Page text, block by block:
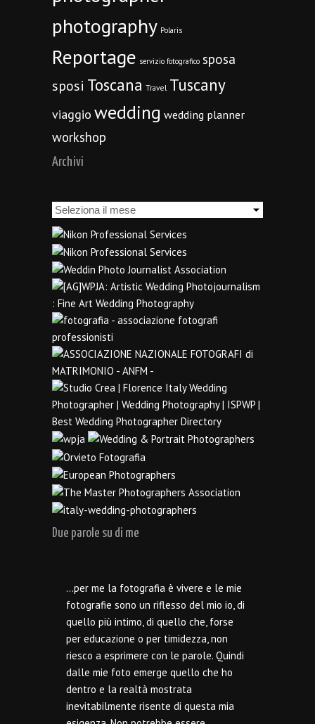
photography Polaris
Reportage servizio fotografico sposa
sposi Toscana Travel Tuscany
viaggio wedding wedding planner
workshop
Archivi
Archivi
Due parole su di me
…per me la fotografia è vivere e le mie
fotografie sono un riflesso del mio io, di
quello più intimo, di quello che, forse
per educazione o per timidezza, non
riesco a esprimere con le parole. Quindi
dalle mie foto emerge quello che ho
dentro e la realtà mostrata
inevitabilmente risente di questa mia